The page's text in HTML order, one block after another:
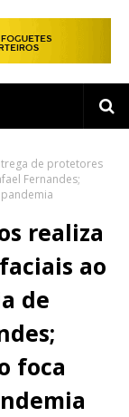
de protetores
Fernandes;
realiza
ao
de
foca